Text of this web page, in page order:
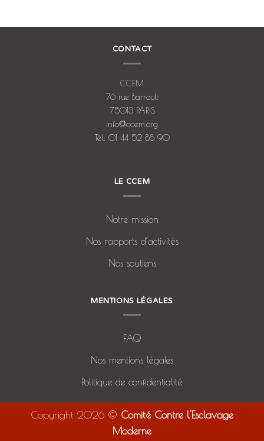
CONTACT
CCEM
76 rue Barrault
75013 PARIS
info@ccem.org
Tél: 01 44 52 88 90
LE CCEM
Notre mission
Nos rapports d’activités
Nos soutiens
MENTIONS LÉGALES
FAQ
Nos mentions légales
Politique de confidentialité
Copyright 2026 © Comité Contre l'Esclavage
Moderne